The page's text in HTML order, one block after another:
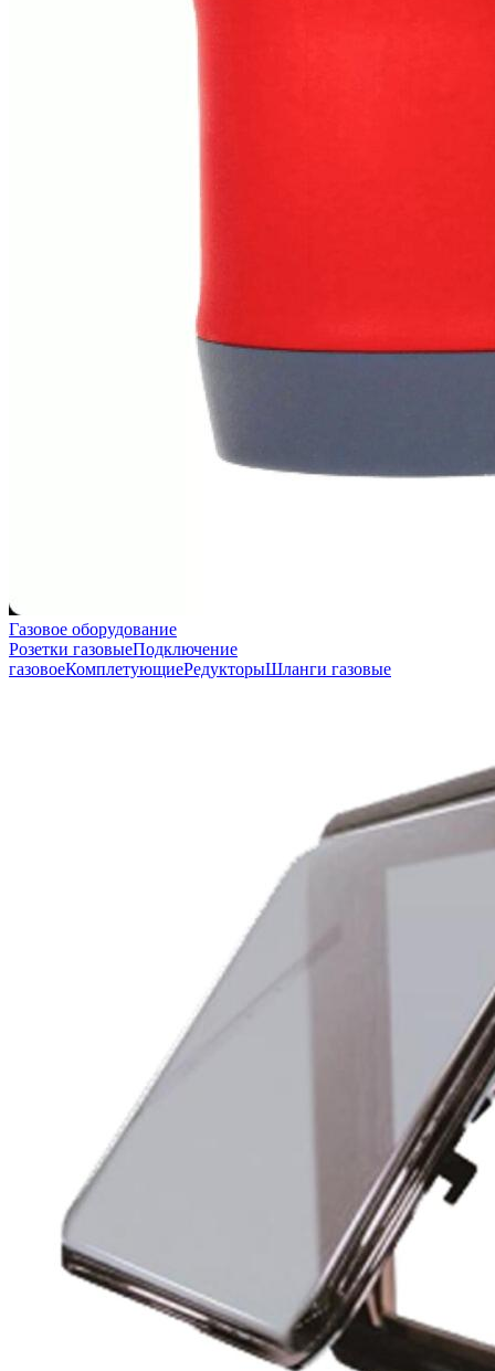
Газовое оборудование
Розетки газовыеПодключение
газовоеКомплетующиеРедукторыШланги газовые